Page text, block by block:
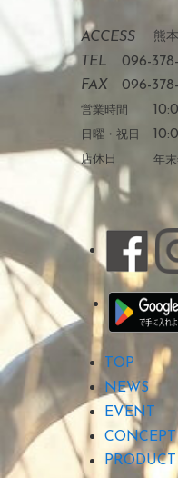
ACCESS 熊
TEL
096-
FAX
096-
営業時間
日曜・祝日
店休日 年
TOP
NEWS
EVENT
CONCEPT
PRODUCT